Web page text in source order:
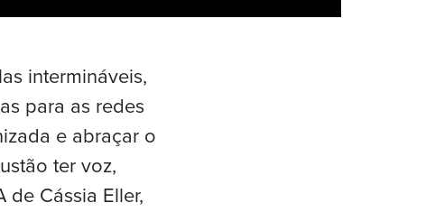
intermináveis,
para as redes
e abraçar o
ter voz,
Cássia Eller,